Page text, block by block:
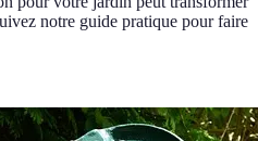
notre guide pratique pour faire